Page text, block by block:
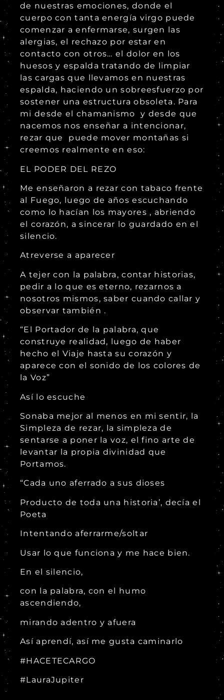
de nuestras emociones, donde el
cuerpo con tanta energía virgo puede
comenzar a enfermarse, surgen las
alergias, el rechazo por estar en
contacto con otros… el dolor en los
huesos y espalda tratando de limpiar
las cargas que llevamos en nuestras
espalda, haciendo un sobreesfuerzo por
sostener una estructura obsoleta. Para
mi desde el chamanismo y desde que
nacemos nos enseñar a intencionar,
rezar que puede mover montañas si
creemos realmente en eso:
EL PODER DEL REZO
Me enseñaron a rezar con tabaco frente
al Fuego, luego de años escuchando
como lo hacían los mayores , abriendo
el corazón, a sincerar lo guardado en el
silencio.
Atreverse a aparecer
A tejer con la palabra, contar historias,
pedir a lo que es eterno, rezarnos a
nosotros mismos, saber cuando callar y
observar también .
“El Portador de la palabra, que
construye realidad, luego de haber
hecho el Viaje hasta su corazón y
aparece con el sonido de los colores de
la Voz”
Así lo escuche
Sonaba mejor al menos en mi sentir, la
Simpleza de rezar, la simpleza de
sentarse a poner la voz, el fino arte de
levantar la propia divinidad que
Portamos.
“Cada uno aferrado a sus dioses
Producto de toda una historia’, decía el
Poeta
Intentando aferrarme/soltar
Usar lo que funciona y me hace bien.
En el silencio,
con la palabra, con el humo
ascendiendo,
mirando adentro y afuera
Así aprendí, así me gusta caminarlo
#HACETECARGO
#LauraJupiter